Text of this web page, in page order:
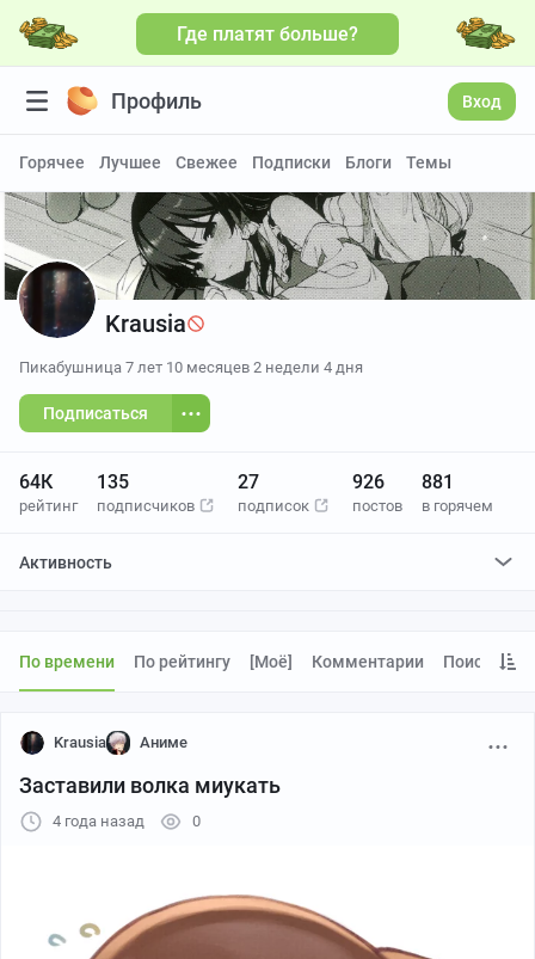
Где платят больше?
Профиль Вход
Горячее Лучшее Свежее Подписки Блоги Темы
Krausia
Пикабушница 7 лет 10 месяцев 2 недели 4 дня
Подписаться
64К
рейтинг
135
подписчиков
27
подписок
926
постов
881
в горячем
Активность
По времени По рейтингу [моё] Комментарии Поиск
Krausia Аниме
Заставили волка миукать
4 года назад 0